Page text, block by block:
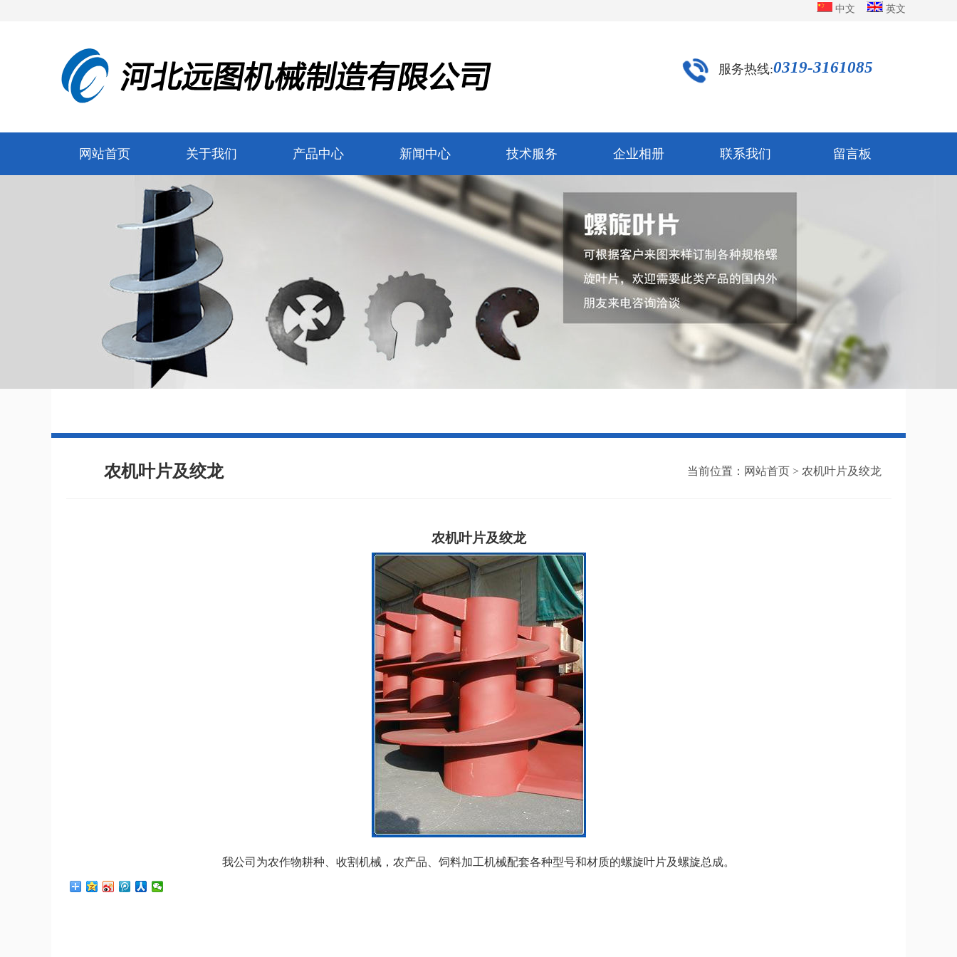
中文 英文
服务热线:0319-3161085
网站首页 关于我们 产品中心 新闻中心 技术服务 企业相册 联系我们 留言板
农机叶片及绞龙 当前位置： 网站首页 > 农机叶片及绞龙
农机叶片及绞龙
我公司为农作物耕种、收割机械，农产品、饲料加工机械配套各种型号和材质的螺旋叶片及螺旋总成。